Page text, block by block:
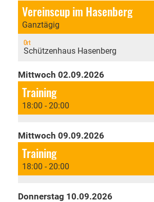
Vereinscup im Hasenberg
Ganztägig
Ort
Schützenhaus Hasenberg
Mittwoch 02.09.2026
Training
18:00 - 20:00
Mittwoch 09.09.2026
Training
18:00 - 20:00
Donnerstag 10.09.2026